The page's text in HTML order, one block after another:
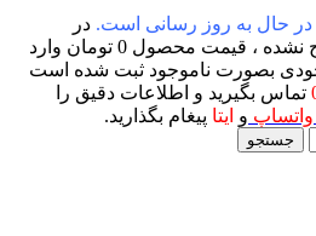
حال به روز رسانی است. در
صورتیکه قیمت محصول درج نشده ، قیمت محصول 0 تومان وارد
بصورت ناموجود ثبت شده است
تماس بگیرید و اطلاعات دقیق را
واتساپ و ایتا پیغام بگذارید.
جستجو